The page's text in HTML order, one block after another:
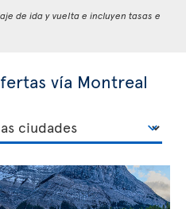
de ida y vuelta e incluyen tasas e
vía Montreal